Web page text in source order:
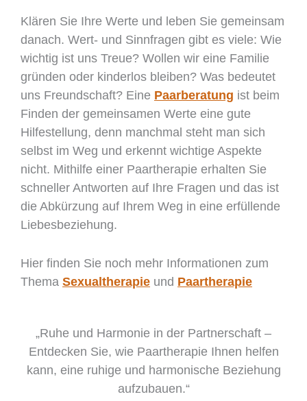
Klären Sie Ihre Werte und leben Sie gemeinsam
danach. Wert- und Sinnfragen gibt es viele: Wie
wichtig ist uns Treue? Wollen wir eine Familie
gründen oder kinderlos bleiben? Was bedeutet
uns Freundschaft? Eine Paarberatung ist beim
Finden der gemeinsamen Werte eine gute
Hilfestellung, denn manchmal steht man sich
selbst im Weg und erkennt wichtige Aspekte
nicht. Mithilfe einer Paartherapie erhalten Sie
schneller Antworten auf Ihre Fragen und das ist
die Abkürzung auf Ihrem Weg in eine erfüllende
Liebesbeziehung.
Hier finden Sie noch mehr Informationen zum
Thema Sexualtherapie und Paartherapie
„Ruhe und Harmonie in der Partnerschaft –
Entdecken Sie, wie Paartherapie Ihnen helfen
kann, eine ruhige und harmonische Beziehung
aufzubauen.“